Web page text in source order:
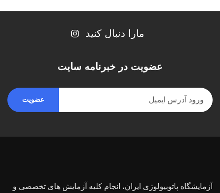
مارا دنبال کنید
عضویت در خبرنامه سایت
آزمایشگاه پاتوبیولوژی ایران، انجام کلیه آزمایش های تخصصی و